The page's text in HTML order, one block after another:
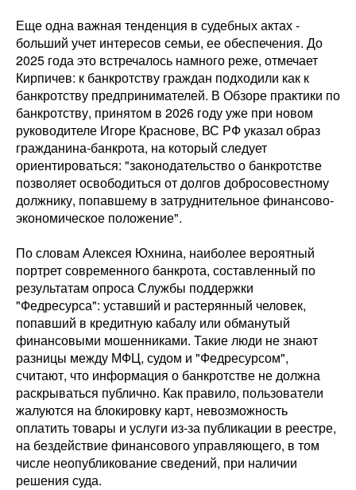
Еще одна важная тенденция в судебных актах -
больший учет интересов семьи, ее обеспечения. До
2025 года это встречалось намного реже, отмечает
Кирпичев: к банкротству граждан подходили как к
банкротству предпринимателей. В Обзоре практики по
банкротству, принятом в 2026 году уже при новом
руководителе Игоре Краснове, ВС РФ указал образ
гражданина-банкрота, на который следует
ориентироваться: "законодательство о банкротстве
позволяет освободиться от долгов добросовестному
должнику, попавшему в затруднительное финансово-
экономическое положение".
По словам Алексея Юхнина, наиболее вероятный
портрет современного банкрота, составленный по
результатам опроса Службы поддержки
"Федресурса": уставший и растерянный человек,
попавший в кредитную кабалу или обманутый
финансовыми мошенниками. Такие люди не знают
разницы между МФЦ, судом и "Федресурсом",
считают, что информация о банкротстве не должна
раскрываться публично. Как правило, пользователи
жалуются на блокировку карт, невозможность
оплатить товары и услуги из-за публикации в реестре,
на бездействие финансового управляющего, в том
числе неопубликование сведений, при наличии
решения суда.